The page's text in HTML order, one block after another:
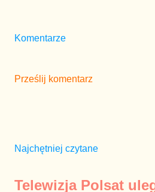
Komentarze
Prześlij komentarz
Najchętniej czytane
Telewizja Polsat